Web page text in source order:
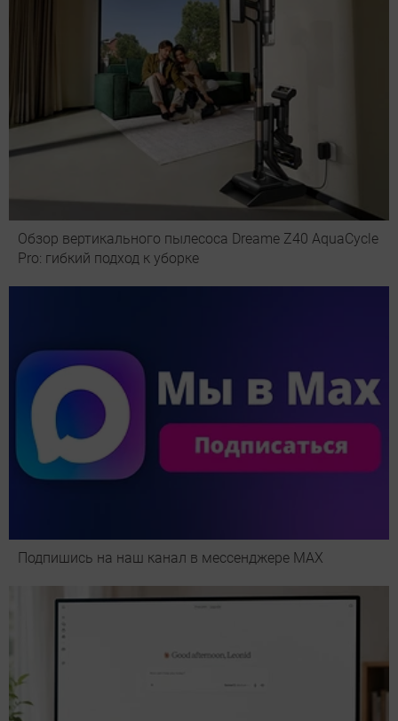
Обзор вертикального пылесоса Dreame Z40 AquaCycle
Pro: гибкий подход к уборке
Подпишись на наш канал в мессенджере МАХ